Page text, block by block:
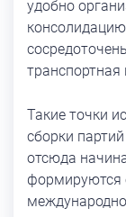
удобно
транспортная
Такие точки
сборки
отсюда